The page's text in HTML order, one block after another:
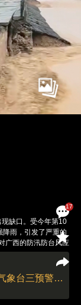
17
缺口。受今年第10
降雨，引发了严重的
广西的防汛防台风应
升至二级。7月6日
宾阳县六旺水库出现
转移下游受威胁的居
干流及支流柳江、
新闻
财新闻｜暴雨、台风、强对流天气 中央气象台三预警齐发